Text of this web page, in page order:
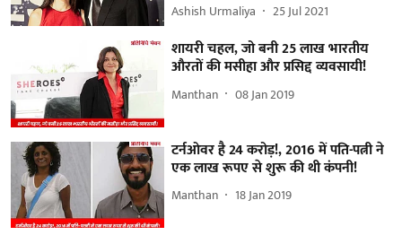
Ashish Urmaliya 25 Jul 2021
शायरी चहल, जो बनी 25 लाख भारतीय
औरतों की मसीहा और प्रसिद्द व्यवसायी!
Manthan 08 Jan 2019
टर्नओवर है 24 करोड़!, 2016 में पति-पत्नी ने
एक लाख रूपए से शुरू की थी कंपनी!
Manthan 18 Jan 2019